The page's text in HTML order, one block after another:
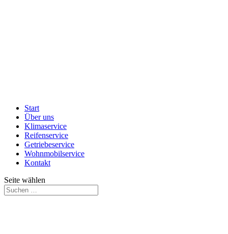
Start
Über uns
Klimaservice
Reifenservice
Getriebeservice
Wohnmobilservice
Kontakt
Seite wählen